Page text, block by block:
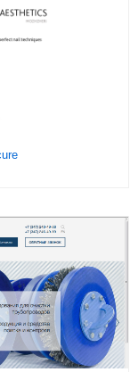
На сайт
На сайт